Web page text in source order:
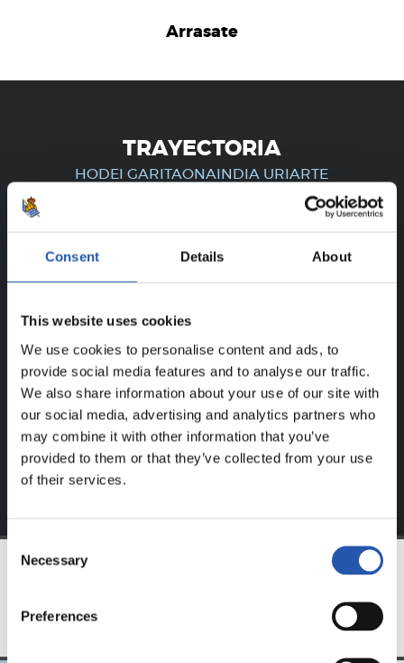
Consent Details About
This website uses cookies
We use cookies to personalise content and ads, to
provide social media features and to analyse our traffic.
We also share information about your use of our site with
our social media, advertising and analytics partners who
may combine it with other information that you’ve
provided to them or that they’ve collected from your use
of their services.
Consent
Selection
Necessary
Preferences
Arrasate
TRAYECTORIA
HODEI GARITAONAINDIA URIARTE
¡SOLO PARA USUARIOS
REGISTRADOS!
nuestra web.
Regístrate haciendo clic en elLoginy disfruta de
contenido exclusivo para ti.